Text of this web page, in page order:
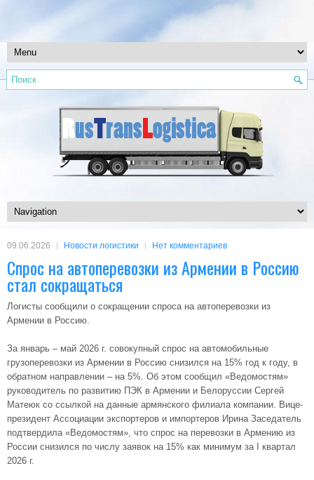
09.06.2026 Новости логистики Нет комментариев
Спрос на автоперевозки из Армении в Россию
стал сокращаться
Логисты сообщили о сокращении спроса на автоперевозки из
Армении в Россию.
За январь – май 2026 г. совокупный спрос на автомобильные
грузоперевозки из Армении в Россию снизился на 15% год к году, в
обратном направлении – на 5%. Об этом сообщил «Ведомостям»
руководитель по развитию ПЭК в Армении и Белоруссии Сергей
Матеюк со ссылкой на данные армянского филиала компании. Вице-
президент Ассоциации экспортеров и импортеров Ирина Заседатель
подтвердила «Ведомостям», что спрос на перевозки в Армению из
России снизился по числу заявок на 15% как минимум за I квартал
2026 г.